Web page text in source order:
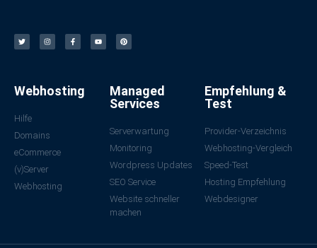
Webhosting
Hilfe
Domains
eCommerce
(v)Server
Webhosting
Managed
Services
Serverwartung
Monitoring
Wordpress Updates
SEO Service
Website schneller
machen
Empfehlung &
Test
Provider-Verzeichnis
Webhosting-Vergleich
Speed-Test
Hosting Empfehlung
Webdesigner